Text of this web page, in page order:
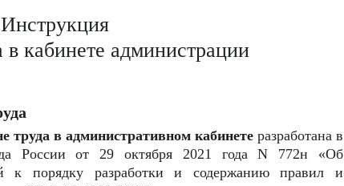
Инструкция
в кабинете администрации
труда в административном кабинетеразработана в
России от 29 октября 2021 года N 772н «Об
к порядку разработки и содержанию правил и